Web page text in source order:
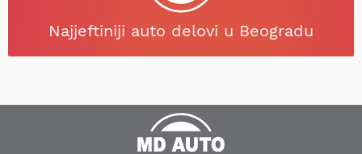
Najjeftiniji auto delovi u Beogradu